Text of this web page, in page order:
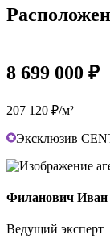
8 699 000 ₽
207 120 ₽/м²
Эксклюзив
Филанович Иван
Ведущий эксперт